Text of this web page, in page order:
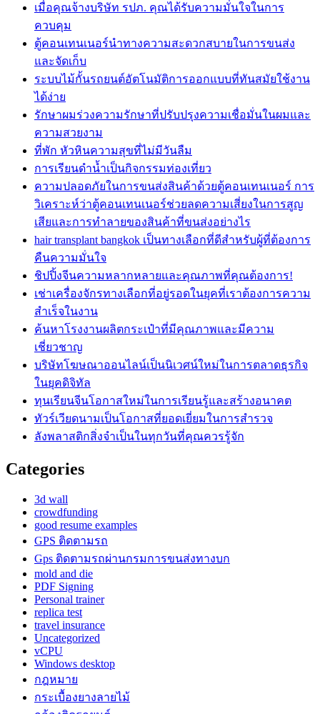
เมื่อคุณจ้างบริษัท รปภ. คุณได้รับความมั่นใจในการ
ควบคุม
ตู้คอนเทนเนอร์นำทางความสะดวกสบายในการขนส่ง
และจัดเก็บ
ระบบไม้กั้นรถยนต์อัตโนมัติการออกแบบที่ทันสมัยใช้งาน
ได้ง่าย
รักษาผมร่วงความรักษาที่ปรับปรุงความเชื่อมั่นในผมและ
ความสวยงาม
ที่พัก หัวหินความสุขที่ไม่มีวันลืม
การเรียนดำน้ำเป็นกิจกรรมท่องเที่ยว
ความปลอดภัยในการขนส่งสินค้าด้วยตู้คอนเทนเนอร์ การ
วิเคราะห์ว่าตู้คอนเทนเนอร์ช่วยลดความเสี่ยงในการสูญ
เสียและการทำลายของสินค้าที่ขนส่งอย่างไร
hair transplant bangkok เป็นทางเลือกที่ดีสำหรับผู้ที่ต้องการ
คืนความมั่นใจ
ชิปปิ้งจีนความหลากหลายและคุณภาพที่คุณต้องการ!
เช่าเครื่องจักรทางเลือกที่อยู่รอดในยุคที่เราต้องการความ
สำเร็จในงาน
ค้นหาโรงงานผลิตกระเป๋าที่มีคุณภาพและมีความ
เชี่ยวชาญ
บริษัทโฆษณาออนไลน์เป็นนิเวศน์ใหม่ในการตลาดธุรกิจ
ในยุคดิจิทัล
ทุนเรียนจีนโอกาสใหม่ในการเรียนรู้และสร้างอนาคต
ทัวร์เวียดนามเป็นโอกาสที่ยอดเยี่ยมในการสำรวจ
ลังพลาสติกสิ่งจำเป็นในทุกวันที่คุณควรรู้จัก
Categories
3d wall
crowdfunding
good resume examples
GPS ติดตามรถ
Gps ติดตามรถผ่านกรมการขนส่งทางบก
mold and die
PDF Signing
Personal trainer
replica test
travel insurance
Uncategorized
vCPU
Windows desktop
กฎหมาย
กระเบื้องยางลายไม้